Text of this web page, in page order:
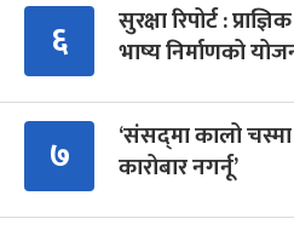
६
सुरक्षा रिपोर्ट :
भाष्य निर्माणको
७
‘संसद्‍मा कालो
कारोबार नगर्नू’